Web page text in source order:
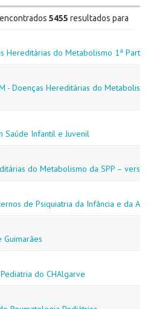
5455resultados para
Hereditárias do Metabolismo 1ª Parte
- Doenças Hereditárias do
Saúde Infantil e Juvenil
do Metabolismo da SPP –
de Psiquiatria da Infância e da
Guimarães
do CHAlgarve